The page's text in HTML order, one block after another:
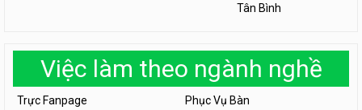
Tân Bình
Việc làm theo ngành nghề
Trực Fanpage
Phục Vụ Bàn